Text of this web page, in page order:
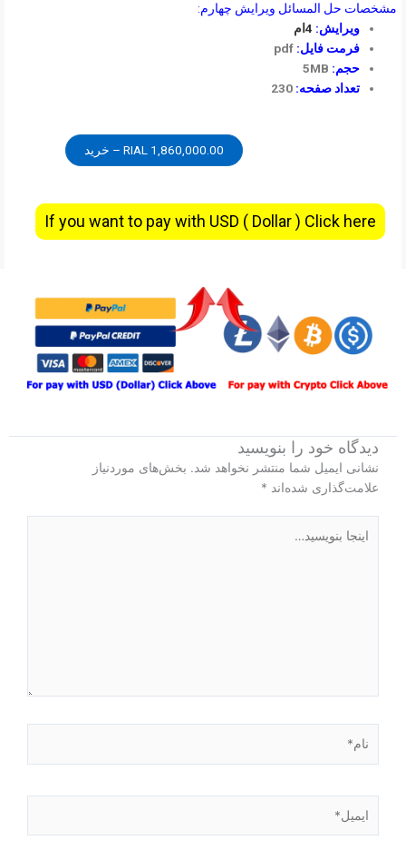
مشخصات حل المسائل ویرایش چهارم:
ویرایش: 4ام
فرمت فایل: pdf
حجم:
تعداد صفحه: 230
1,860,000.00 RIAL – خرید
If you want to pay with USD ( Dollar ) Click here
دیدگاه‌ خود را بنویسید
نشانی ایمیل شما منتشر نخواهد شد. بخش‌های موردنیاز
علامت‌گذاری شده‌اند *
بنویسید…